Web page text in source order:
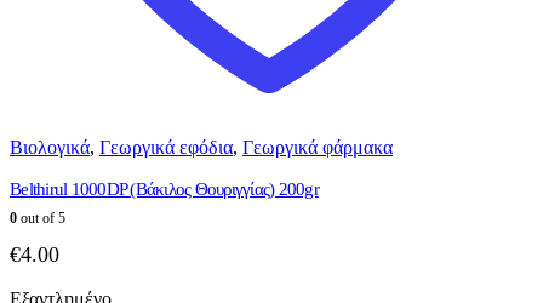
Βιολογικά, Γεωργικά εφόδια, Γεωργικά φάρμακα
Belthirul 1000DP (Βάκιλος Θουριγγίας) 200gr
0 out of 5
€4.00